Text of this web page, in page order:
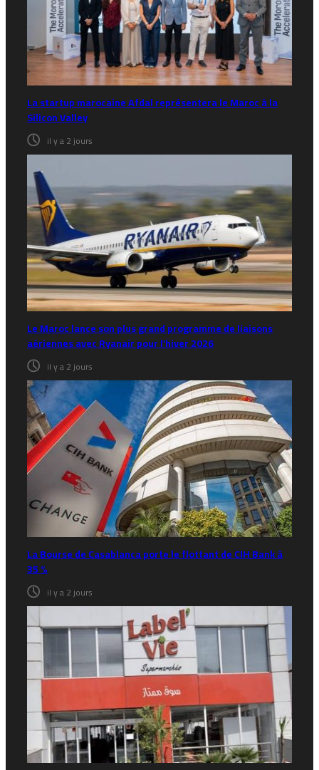
La startup marocaine Afdal représentera le Maroc à la
Silicon Valley
il y a 2 jours
Le Maroc lance son plus grand programme de liaisons
aériennes avec Ryanair pour l’hiver 2026
il y a 2 jours
La Bourse de Casablanca porte le flottant de CIH Bank à
35 %
il y a 2 jours